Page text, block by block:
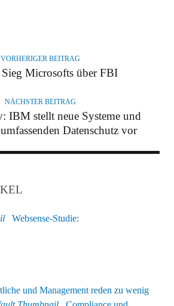
VORHERIGER BEITRAG
Sieg Microsofts über FBI
NÄCHSTER BEITRAG
IBM stellt neue Systeme und
Datenschutz vor
Websense-Studie:
und Management reden zu wenig